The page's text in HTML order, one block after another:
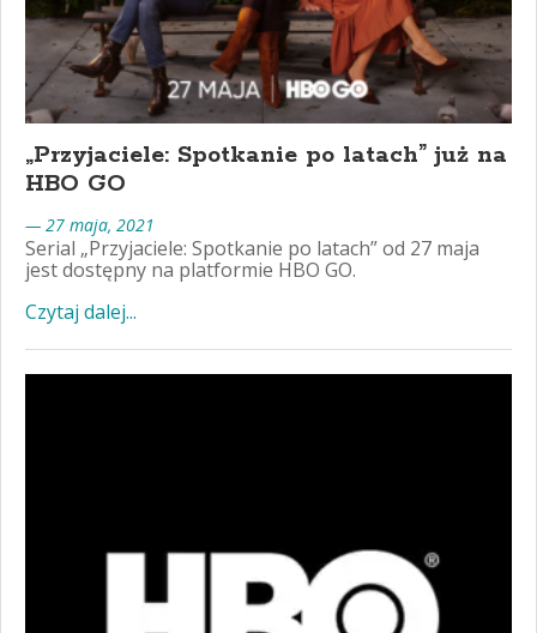
„Przyjaciele: Spotkanie po latach” już na
HBO GO
— 27 maja, 2021
Serial „Przyjaciele: Spotkanie po latach” od 27 maja
jest dostępny na platformie HBO GO.
Czytaj dalej...